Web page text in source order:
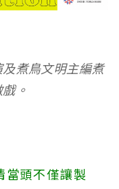
煮鳥文明主編煮
。
當頭不僅讓製